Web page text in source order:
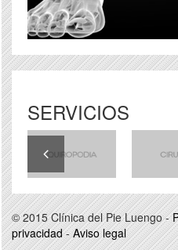
SERVICIOS
© 2015 Clínica del Pie Luengo -
privacidad - Aviso legal